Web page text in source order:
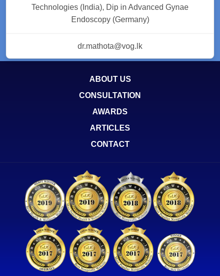
Technologies (India), Dip in Advanced Gynae
Endoscopy (Germany)
dr.mathota@vog.lk
ABOUT US
CONSULTATION
AWARDS
ARTICLES
CONTACT